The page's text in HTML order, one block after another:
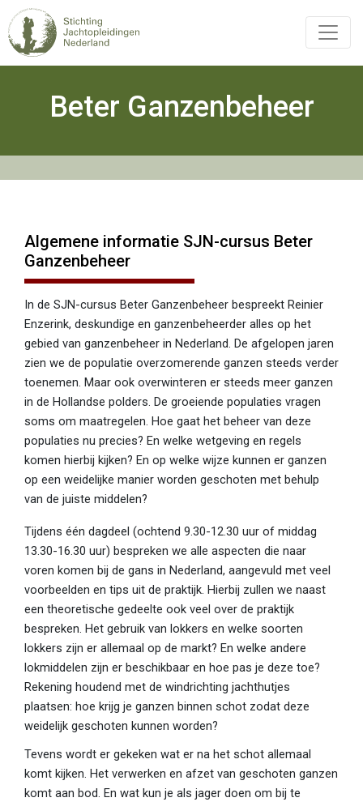
Overslaan
en
naar
de
Hoofdnavigatie
Beter Ganzenbeheer
Algemene informatie SJN-cursus Beter
Ganzenbeheer
In de SJN-cursus Beter Ganzenbeheer bespreekt Reinier
Enzerink, deskundige en ganzenbeheerder alles op het
gebied van ganzenbeheer in Nederland. De afgelopen jaren
zien we de populatie overzomerende ganzen steeds verder
toenemen. Maar ook overwinteren er steeds meer ganzen
in de Hollandse polders. De groeiende populaties vragen
soms om maatregelen. Hoe gaat het beheer van deze
populaties nu precies? En welke wetgeving en regels
komen hierbij kijken? En op welke wijze kunnen er ganzen
op een weidelijke manier worden geschoten met behulp
van de juiste middelen?
Tijdens één dagdeel (ochtend 9.30-12.30 uur of middag
13.30-16.30 uur) bespreken we alle aspecten die naar
voren komen bij de gans in Nederland, aangevuld met veel
voorbeelden en tips uit de praktijk. Hierbij zullen we naast
een theoretische gedeelte ook veel over de praktijk
bespreken. Het gebruik van lokkers en welke soorten
lokkers zijn er allemaal op de markt? En welke andere
lokmiddelen zijn er beschikbaar en hoe pas je deze toe?
Rekening houdend met de windrichting jachthutjes
plaatsen: hoe krijg je ganzen binnen schot zodat deze
weidelijk geschoten kunnen worden?
Tevens wordt er gekeken wat er na het schot allemaal
komt kijken. Het verwerken en afzet van geschoten ganzen
komt aan bod. En wat kun je als jager doen om bij te